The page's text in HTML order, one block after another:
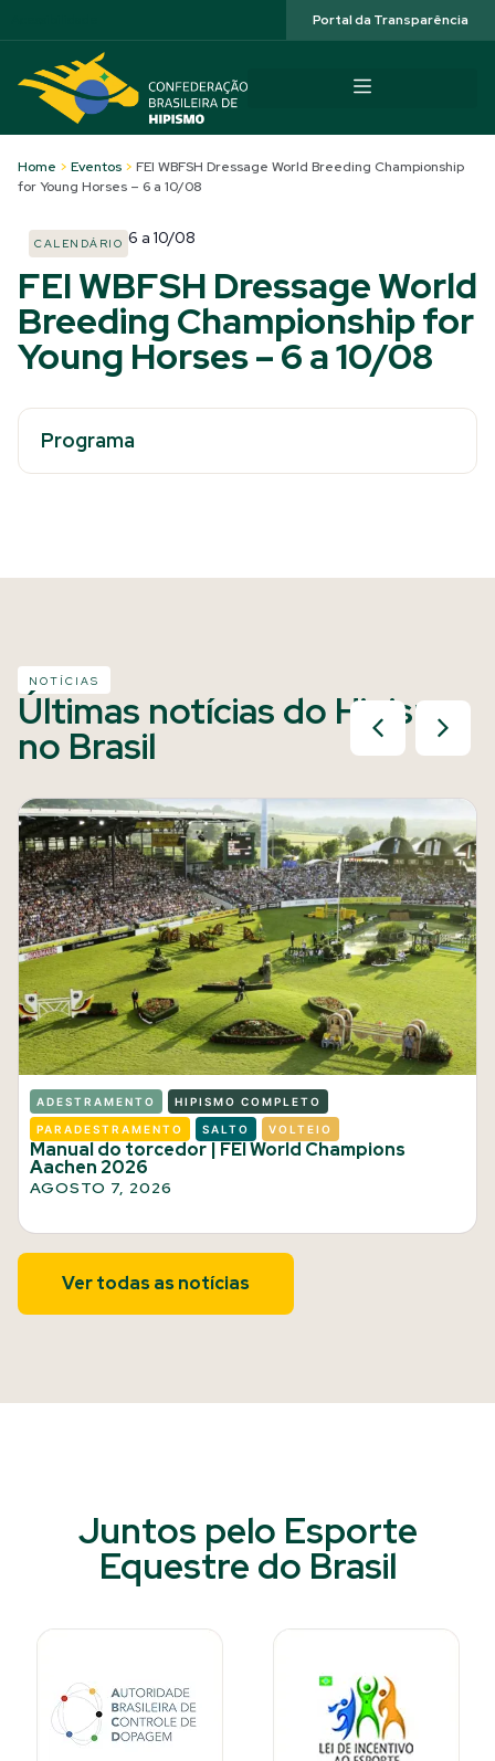
Portal da Transparência
Home > Eventos > FEI WBFSH Dressage World Breeding Championship
for Young Horses – 6 a 10/08
CALENDÁRIO 6 a 10/08
FEI WBFSH Dressage World
Breeding Championship for
Young Horses – 6 a 10/08
Programa
NOTÍCIAS
Últimas notícias do Hipismo
no Brasil
ADESTRAMENTO HIPISMO COMPLETO
PARADESTRAMENTO SALTO VOLTEIO
Manual do torcedor | FEI World Champions
Aachen 2026
AGOSTO 7, 2026
Ver todas as notícias
Juntos pelo Esporte
Equestre do Brasil​